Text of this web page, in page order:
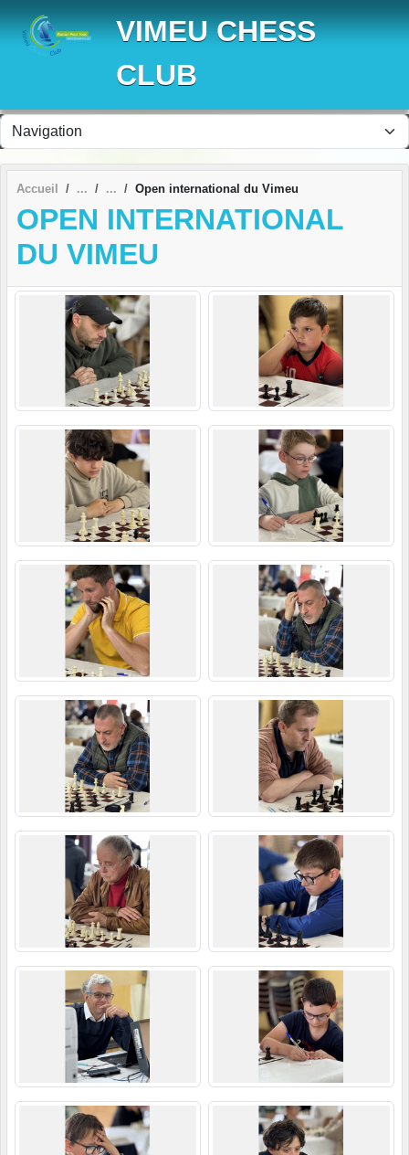
VIMEU CHESS
CLUB
Accueil Open international du Vimeu
OPEN INTERNATIONAL
DU VIMEU